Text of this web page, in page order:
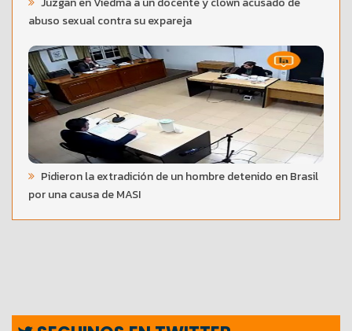
abuso sexual contra su expareja
Pidieron la extradición de un hombre detenido en Brasil
por una causa de MASI